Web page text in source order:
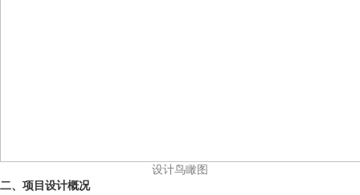
设计鸟瞰图
二、项目设计概况